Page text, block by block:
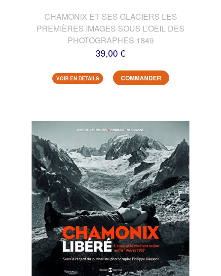
CHAMONIX ET SES GLACIERS LES
PREMIÈRES IMAGES SOUS L’OEIL DES
PHOTOGRAPHES 1849
39,00 €
VOIR EN DETAILS COMMANDER